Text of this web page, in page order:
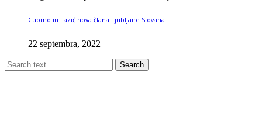
Cuomo in Lazić nova člana Ljubljane Slovana
22 septembra, 2022
Search